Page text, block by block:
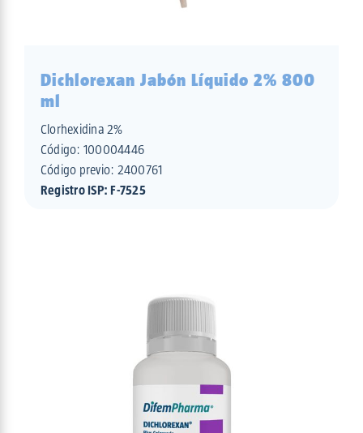
Dichlorexan Jabón Líquido 2% 800
ml
Clorhexidina 2%
Código: 100004446
Código previo: 2400761
Registro ISP: F-7525